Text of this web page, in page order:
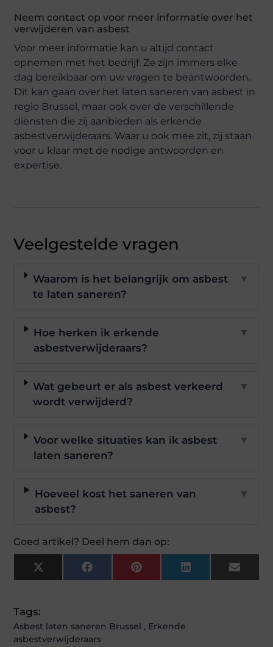
Neem contact op voor meer informatie over het
verwijderen van asbest
Voor meer informatie kan u altijd contact
opnemen met het bedrijf. Ze zijn immers elke
dag bereikbaar om uw vragen te beantwoorden.
Dit kan gaan over het laten saneren van asbest in
regio Brussel, maar ook over de verschillende
diensten die zij aanbieden als erkende
asbestverwijderaars. Waar u ook mee zit, zij staan
voor u klaar met de nodige antwoorden en
expertise.
Veelgestelde vragen
Waarom is het belangrijk om asbest
te laten saneren?
▼
Hoe herken ik erkende
asbestverwijderaars?
▼
Wat gebeurt er als asbest verkeerd
wordt verwijderd?
▼
Voor welke situaties kan ik asbest
laten saneren?
▼
Hoeveel kost het saneren van
asbest?
▼
Goed artikel? Deel hem dan op:
X
(Twitter)
FacebookPinterestLinkedInEmail
Tags:
Asbest laten saneren Brussel , Erkende
asbestverwijderaars